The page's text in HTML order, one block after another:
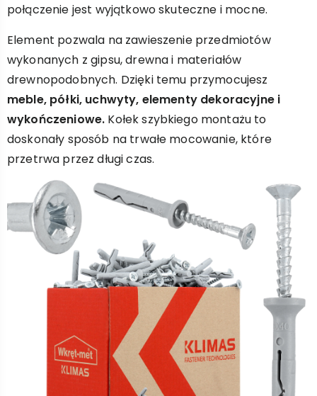
połączenie jest wyjątkowo skuteczne i mocne.
Element pozwala na zawieszenie przedmiotów
wykonanych z gipsu, drewna i materiałów
drewnopodobnych. Dzięki temu przymocujesz
meble, półki, uchwyty, elementy dekoracyjne i
wykończeniowe. Kołek szybkiego montażu to
doskonały sposób na trwałe mocowanie, które
przetrwa przez długi czas.